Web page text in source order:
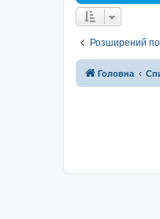
Розширений
Головна